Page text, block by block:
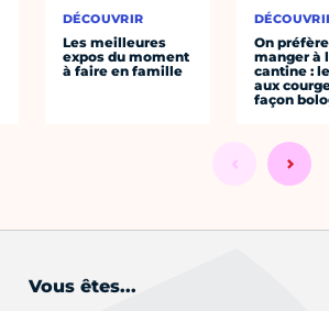
DÉCOUVRIR
Les meilleures
expos du moment
à faire en famille
On préfère
manger à
cantine :
aux
façon
Vous êtes...